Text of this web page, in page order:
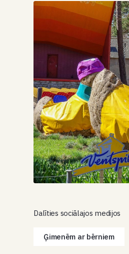
Dalīties sociālajos medijos
Ģimenēm ar bērniem